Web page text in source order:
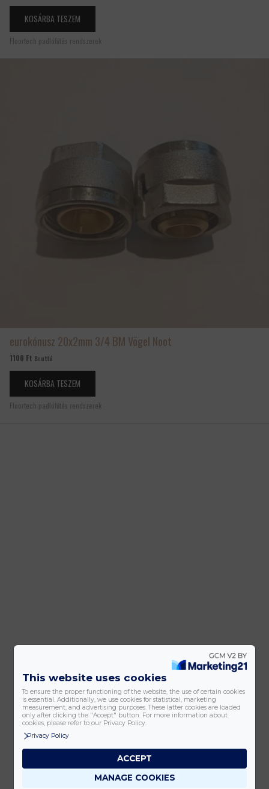
KOSÁRBA TESZEM
Floortech padlófűtés rendszerek
eurokónusz 20x2mm 3/4 BM Vögel Noot
1100 Ft Bruttó
KOSÁRBA TESZEM
Floortech padlófűtés rendszerek
This website uses cookies
To ensure the proper functioning of the website, the use of certain cookies
is essential. Additionally, we use cookies for statistical, marketing
measurement, and advertising purposes. These latter cookies are loaded
only after clicking the "Accept" button. For more information about
cookies, please refer to our Privacy Policy.
Privacy Policy
MANAGE COOKIES
ACCEPT